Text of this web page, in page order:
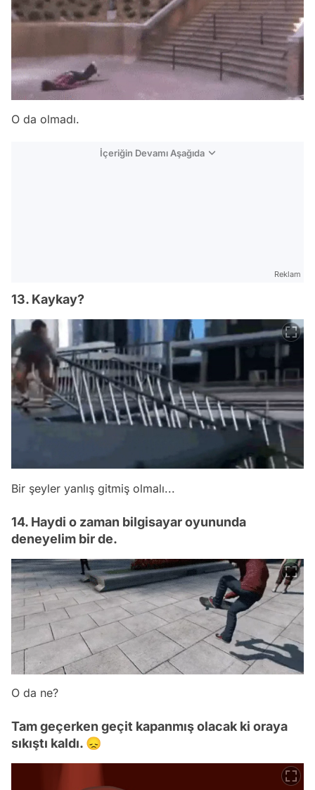
O da olmadı.
İçeriğin Devamı Aşağıda
Reklam
13. Kaykay?
Bir şeyler yanlış gitmiş olmalı...
14. Haydi o zaman bilgisayar oyununda
deneyelim bir de.
O da ne?
Tam geçerken geçit kapanmış olacak ki oraya
sıkıştı kaldı. 😞